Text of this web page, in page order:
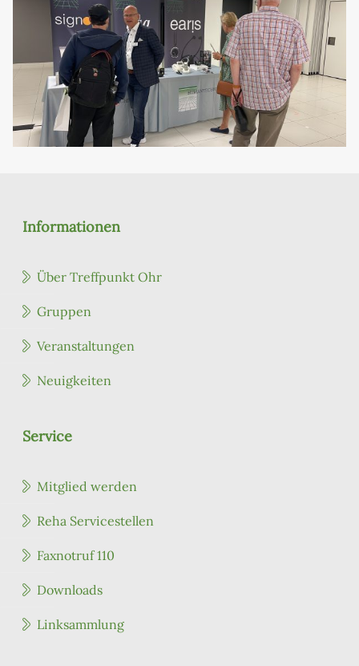
Informationen
Über Treffpunkt Ohr
Gruppen
Veranstaltungen
Neuigkeiten
Service
Mitglied werden
Reha Servicestellen
Faxnotruf 110
Downloads
Linksammlung